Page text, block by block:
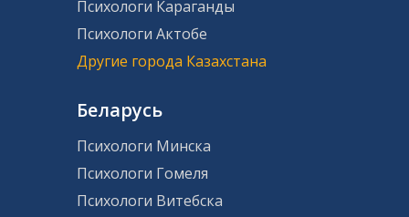
Психологи Караганды
Психологи Актобе
Другие города Казахстана
Беларусь
Психологи Минска
Психологи Гомеля
Психологи Витебска